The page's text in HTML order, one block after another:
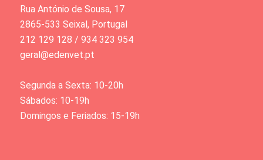
Rua António de Sousa, 17
2865-533 Seixal, Portugal
212 129 128 / 934 323 954
geral@edenvet.pt
Segunda a Sexta: 10-20h
Sábados: 10-19h
Domingos e Feriados: 15-19h